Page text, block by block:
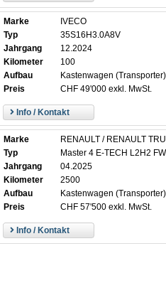
Marke
IVECO
Typ
35S16H3.0A8V
Jahrgang
12.2024
Kilometer
100
Aufbau
Kastenwagen (Transporter)
Preis
CHF 49'000 exkl. MwSt.
Info / Kontakt
Marke
RENAULT / RENAULT
Typ
Master 4 E-TECH L2H2
Jahrgang
04.2025
Kilometer
2500
Aufbau
Kastenwagen (Transporter)
Preis
CHF 57'500 exkl. MwSt.
Info / Kontakt